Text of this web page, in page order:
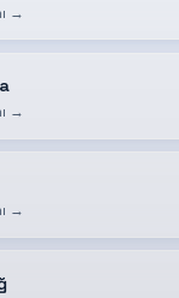
→
→
→